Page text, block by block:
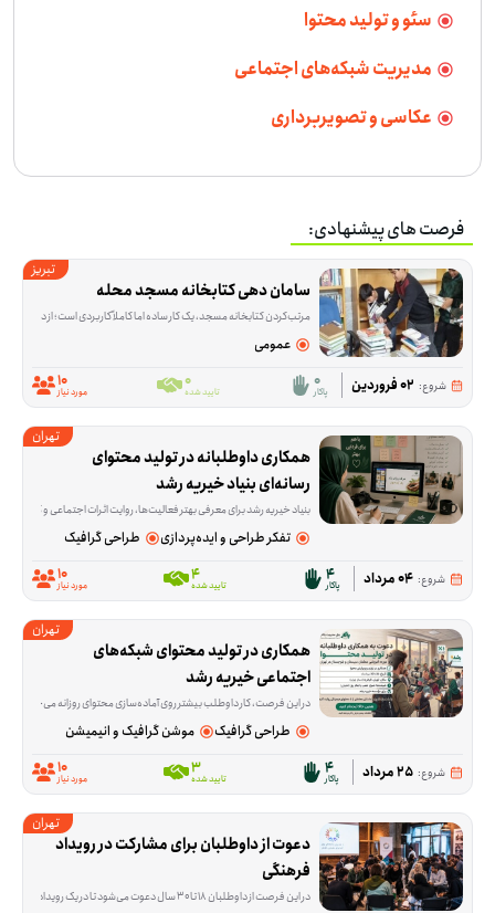
سئو و تولید محتوا
مدیریت شبکه‌های اجتماعی
عکاسی و تصویربرداری
فرصت های پیشنهادی:
تبریز
سامان دهی کتابخانه مسجد محله
مرتب‌کردن کتابخانه مسجد، یک کار ساده اما کاملاً کاربردی است؛ از دسته‌بندی موضوعی کتاب‌ها و جداکردن نسخه‌های تکراری گرفته تا مشخص‌کردن کتاب‌های
عمومی
شروع: 02 فروردین 0پاکار 0
تایید شده 10
مورد نیاز
تهران
رسانه‌ای بنیاد خیریه رشد
بنیاد خیریه رشد برای معرفی بهتر فعالیت‌ها، روایت اثرات اجتماعی و
تفکر طراحی و ایده‌پردازی طراحی گرافیک
شروع: 04 مرداد 4
پاکار 4
تایید شده 10
مورد نیاز
تهران
اجتماعی خیریه رشد
در این فرصت، کار داوطلب بیشتر روی آماده‌سازی محتوای روزانه می‌چرخد. راش‌ها و عکس‌ها از قبل در اختیار شما قرار می‌گیرد و لازم است از آن‌ها برای تدوین ریلز اینستاگرام، پست‌های
طراحی گرافیک موشن گرافیک و انیمیشن
شروع: 25 مرداد 4
پاکار 3
تایید شده 10
مورد نیاز
تهران
دعوت از داوطلبان برای مشارکت در رویداد
فرهنگی
در این فرصت از داوطلبان ۱۸ تا ۳۰ سال دعوت می‌شود تا در یک رویداد فرهنگی با محوریت گفت‌وگو، هم‌اندیشی و بررسی راهکارهای حمایت از اقشار نیازمند جامعه از جمله افراد بی‌بضاعت، بی‌سرپرست و دارای معلولیت مشارکت کنند. در این برنامه، شرکت‌کنندگان در کنار سایر داوطلبان، حامیان و جمعی از هنرمندان پاکار، درباره راهکارهای مؤثر برای افزایش مشارکت اجتماعی و توسعه فعالیت‌های حمایتی به تبادل نظر خواهند پرداخت. همچنین بخشی از برنامه به مستندسازی و انتشار محتوای رویداد در فضای مجازی اختصاص دارد.